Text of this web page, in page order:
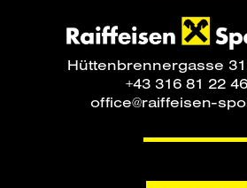
Hüttenbrennergasse
+43 316 81 22
office@raiffeisen-